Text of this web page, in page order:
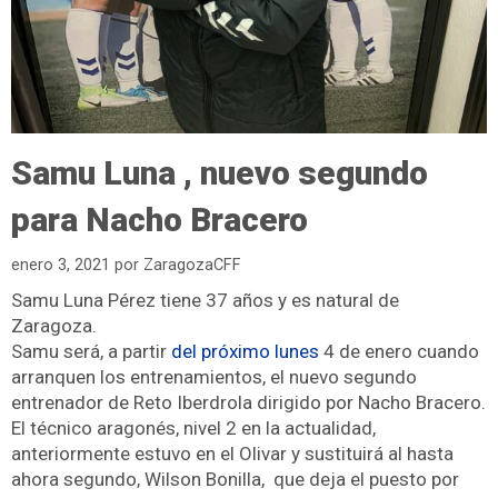
Samu Luna , nuevo segundo
para Nacho Bracero
enero 3, 2021 por ZaragozaCFF
Samu Luna Pérez tiene 37 años y es natural de
Zaragoza.
Samu será, a partir del próximo lunes 4 de enero cuando
arranquen los entrenamientos, el nuevo segundo
entrenador de Reto Iberdrola dirigido por Nacho Bracero.
El técnico aragonés, nivel 2 en la actualidad,
anteriormente estuvo en el Olivar y sustituirá al hasta
ahora segundo, Wilson Bonilla, que deja el puesto por